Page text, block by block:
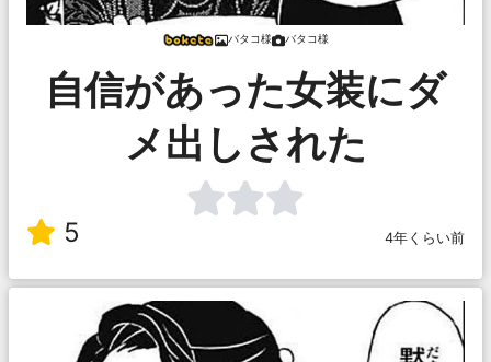
バタコ様 バタコ様
自信があった女装にダ
メ出しされた
5 4年くらい前